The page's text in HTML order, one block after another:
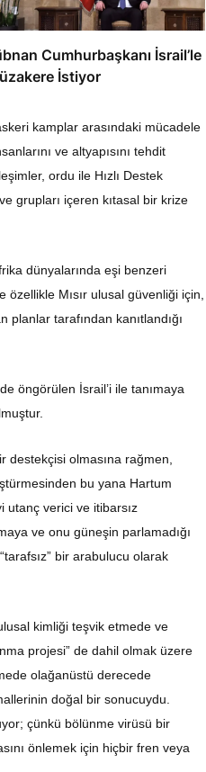
Cumhurbaşkanı İsrail’le
İstiyor
kamplar arasındaki mücadele
ve altyapısını tehdit
ordu ile Hızlı Destek
grupları içeren kıtasal bir krize
dünyalarında eşi benzeri
Mısır ulusal güvenliği için,
planlar tarafından kanıtlandığı
öngörülen İsrail’i ile tanımaya
destekçisi olmasına rağmen,
bu yana Hartum
utanç verici ve itibarsız
ve onu güneşin parlamadığı
bir arabulucu olarak
kimliği teşvik etmede ve
projesi” de dahil olmak üzere
olağanüstü derecede
doğal bir sonucuydu.
çünkü bölünme virüsü bir
önlemek için hiçbir fren veya